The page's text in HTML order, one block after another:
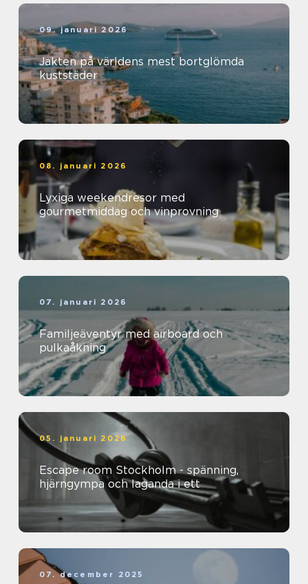
09. januari 2026
Jakten på världens mest bortglömda
kuststäder
08. januari 2026
Lyxiga weekendresor med
gourmetmiddag och vinprovning
07. januari 2026
Familjeäventyr med airboard och
pulkaåkning
05. januari 2026
Escape room Stockholm - spänning,
hjärngympa och laganda i ett
07. december 2025